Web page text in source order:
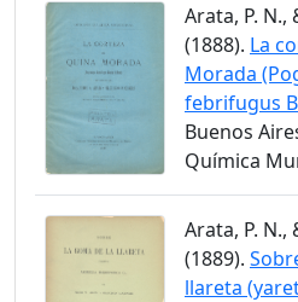
Arata, P. N.,
(1888). La
Morada
febrifugus
Buenos
Química
Arata, P. N.,
(1889).
llareta